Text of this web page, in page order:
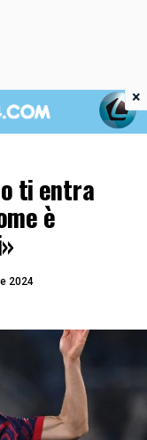
ti entra
è
2024
×